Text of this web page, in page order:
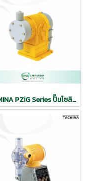
TACMINA PZiG Series ปั๊มโซลินอยด์อัจฉริยะ ขนาดใหญ่ (High Capacity)